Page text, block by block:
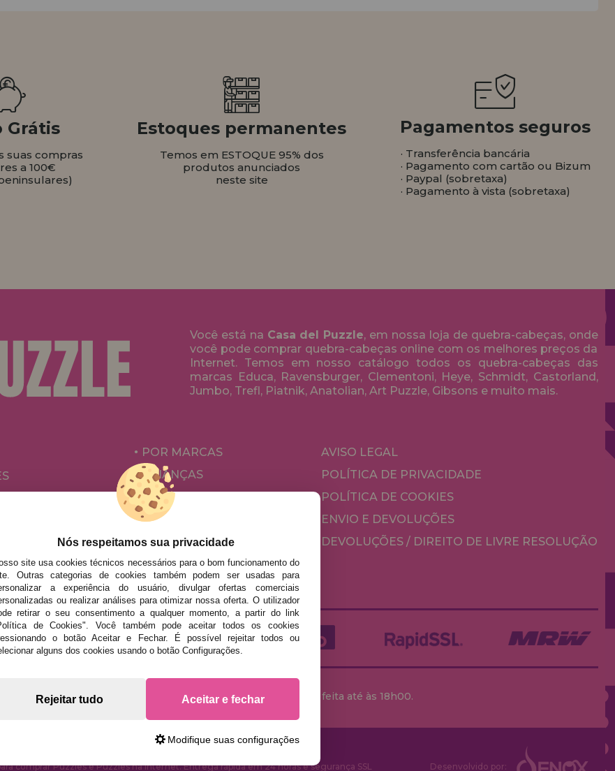
Grátis
suas compras
a 100€
Estoques permanentes
Temos em ESTOQUE 95% dos
produtos anunciados
neste site
Pagamentos seguros
· Transferência bancária
· Pagamento com cartão ou Bizum
· Paypal (sobretaxa)
· Pagamento à vista (sobretaxa)
Você está na Casa del Puzzle, em nossa loja de quebra-cabeças, onde
você pode comprar quebra-cabeças online com os melhores preços da
Internet. Temos em nosso catálogo todos os quebra-cabeças das
marcas Educa, Ravensburger, Clementoni, Heye, Schmidt, Castorland,
Jumbo, Trefl, Piatnik, Anatolian, Art Puzzle, Gibsons e muito mais.
E OFERTAS
POR MARCAS
CRIANÇAS
PARA ADULTOS
POR AUTORES
ACESSÓRIOS
JOGOS DE TABULEIRO
AVISO LEGAL
POLÍTICA DE PRIVACIDADE
POLÍTICA DE COOKIES
ENVIO E DEVOLUÇÕES
DEVOLUÇÕES / DIREITO DE LIVRE RESOLUÇÃO
no território peninsular, desde que a encomenda seja feita até às 18h00.
comprar Puzzles e Puzzles na Internet. Entrega rápida em 24 horas e segurança SSL Desenvolvido por:
Nós respeitamos sua privacidade
site usa cookies técnicos necessários para o bom funcionamento do
Outras categorias de cookies também podem ser usadas para
a experiência do usuário, divulgar ofertas comerciais
ou realizar análises para otimizar nossa oferta. O utilizador
retirar o seu consentimento a qualquer momento, a partir do link
de Cookies". Você também pode aceitar todos os cookies
o botão Aceitar e Fechar. É possível rejeitar todos ou
alguns dos cookies usando o botão Configurações.
Rejeitar tudo Aceitar e fechar
Modifique suas configurações